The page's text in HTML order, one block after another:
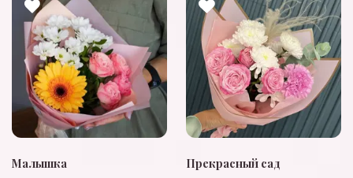
Малышка Прекрасный сад